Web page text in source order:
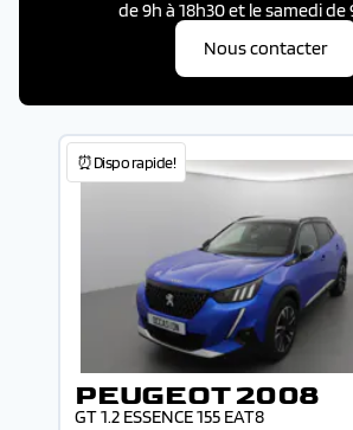
de 9h à 18h30 et le samedi de
Nous contacter
⏰Dispo rapide!
PEUGEOT 2008
GT 1.2 ESSENCE 155 EAT8